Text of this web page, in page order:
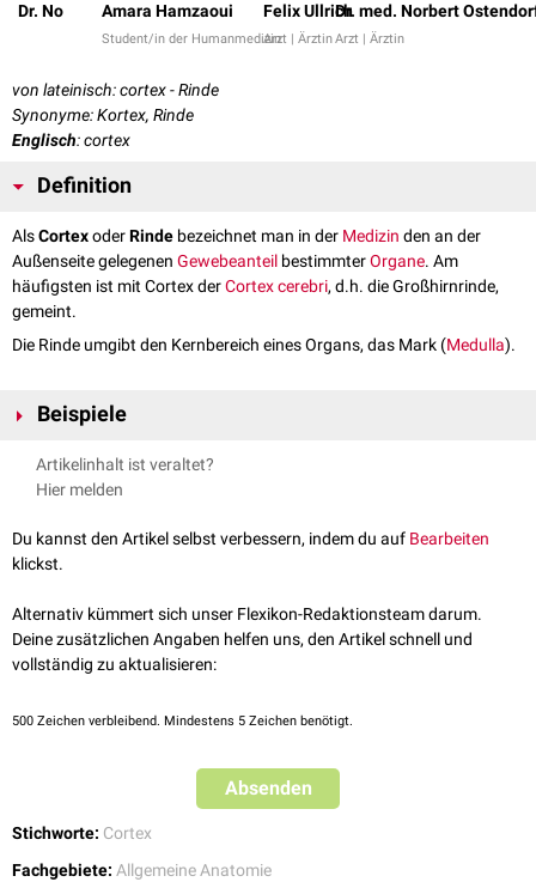
Dr. No Amara Hamzaoui
Student/in der Humanmedizin
Felix Ullrich
Arzt | Ärztin
Dr. med. Norbert
Arzt | Ärztin
von lateinisch: cortex - Rinde
Synonyme: Kortex, Rinde
Englisch: cortex
Definition
AlsCortexoderRinde bezeichnet man in der Medizin den an der
Außenseite gelegenen Gewebeanteil bestimmterOrgane. Am
häufigsten ist mit Cortex derCortex cerebri, d.h. die Großhirnrinde,
gemeint.
Die Rinde umgibt den Kernbereich eines Organs, das Mark (Medulla).
Beispiele
Cortex cerebri:
Großhirnrinde
Cortex cerebelli:
Cortex glandulae suprarenalis:
Nebennierenrinde
Cortex lentis: Rinde der
Linsenrinde
Artikelinhalt ist veraltet?
Hier melden
Du kannst den Artikel selbst verbessern, indem du auf Bearbeiten
klickst.
Alternativ kümmert sich unser Flexikon-Redaktionsteam darum.
Deine zusätzlichen Angaben helfen uns, den Artikel schnell und
vollständig zu aktualisieren:
500 Zeichen verbleibend. Mindestens 5 Zeichen benötigt.
Absenden
Stichworte: Cortex
Fachgebiete: Allgemeine Anatomie